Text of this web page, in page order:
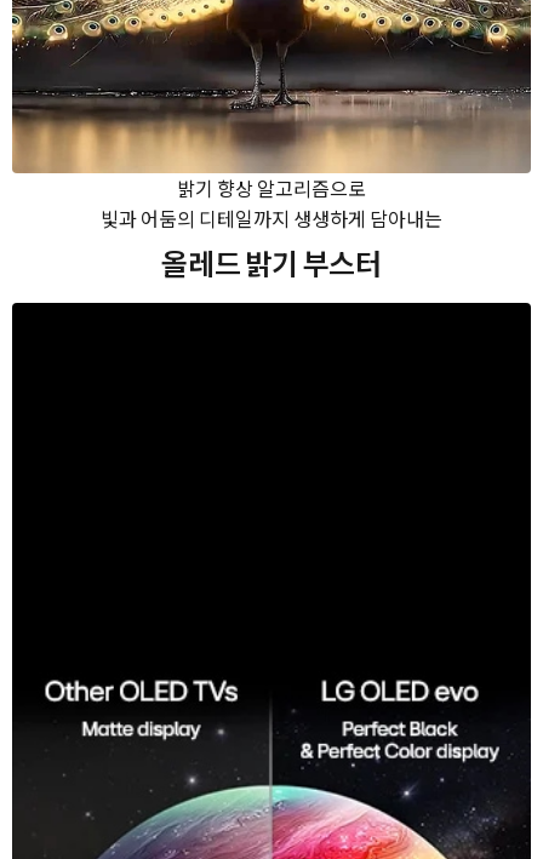
밝기 향상 알고리즘으로
빛과 어둠의 디테일까지 생생하게 담아내는
올레드 밝기 부스터